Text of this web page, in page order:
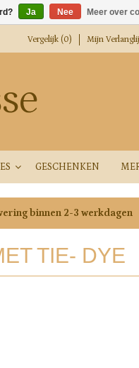
Vergelijk (0) Mijn
GESCHENKEN
binnen 2-3 werkdagen
TIE- DYE
Ja Nee Meer over